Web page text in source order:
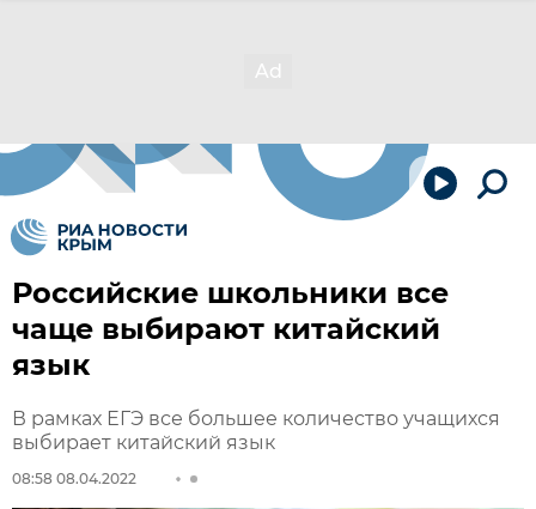
Российские школьники все
чаще выбирают китайский
язык
В рамках ЕГЭ все большее количество учащихся
выбирает китайский язык
08:58 08.04.2022